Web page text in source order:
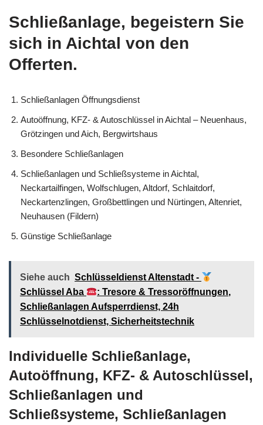
Schließanlage, begeistern Sie
sich in Aichtal von den
Offerten.
Schließanlagen Öffnungsdienst
Autoöffnung, KFZ- & Autoschlüssel in Aichtal – Neuenhaus,
Grötzingen und Aich, Bergwirtshaus
Besondere Schließanlagen
Schließanlagen und Schließsysteme in Aichtal,
Neckartailfingen, Wolfschlugen, Altdorf, Schlaitdorf,
Neckartenzlingen, Großbettlingen und Nürtingen, Altenriet,
Neuhausen (Fildern)
Günstige Schließanlage
Siehe auch Schlüsseldienst Altenstadt -
Schlüssel Aba
: Tresore & Tressoröffnungen,
Schließanlagen Aufsperrdienst, 24h
Schlüsselnotdienst, Sicherheitstechnik
Individuelle Schließanlage,
Autoöffnung, KFZ- & Autoschlüssel,
Schließanlagen und
Schließsysteme, Schließanlagen